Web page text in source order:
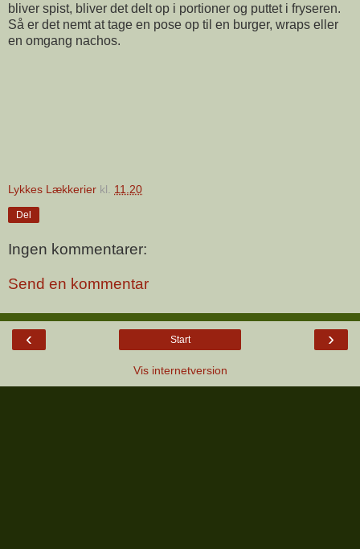
bliver spist, bliver det delt op i portioner og puttet i fryseren.
Så er det nemt at tage en pose op til en burger, wraps eller
en omgang nachos.
Lykkes Lækkerier kl. 11.20
Del
Ingen kommentarer:
Send en kommentar
‹ ›
Start
Vis internetversion